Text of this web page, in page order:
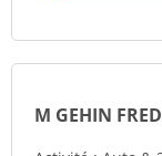
M GEHIN